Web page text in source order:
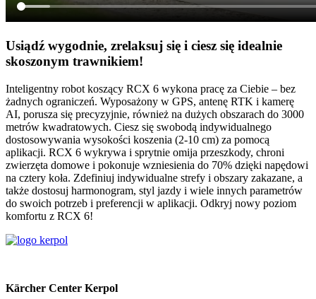
Usiądź wygodnie, zrelaksuj się i ciesz się idealnie
skoszonym trawnikiem!
Inteligentny robot koszący RCX 6 wykona pracę za Ciebie – bez
żadnych ograniczeń. Wyposażony w GPS, antenę RTK i kamerę
AI, porusza się precyzyjnie, również na dużych obszarach do 3000
metrów kwadratowych. Ciesz się swobodą indywidualnego
dostosowywania wysokości koszenia (2-10 cm) za pomocą
aplikacji. RCX 6 wykrywa i sprytnie omija przeszkody, chroni
zwierzęta domowe i pokonuje wzniesienia do 70% dzięki napędowi
na cztery koła. Zdefiniuj indywidualne strefy i obszary zakazane, a
także dostosuj harmonogram, styl jazdy i wiele innych parametrów
do swoich potrzeb i preferencji w aplikacji. Odkryj nowy poziom
komfortu z RCX 6!
Kärcher Center Kerpol